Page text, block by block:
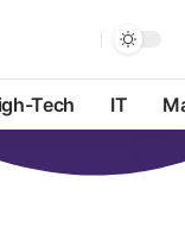
Tech IT